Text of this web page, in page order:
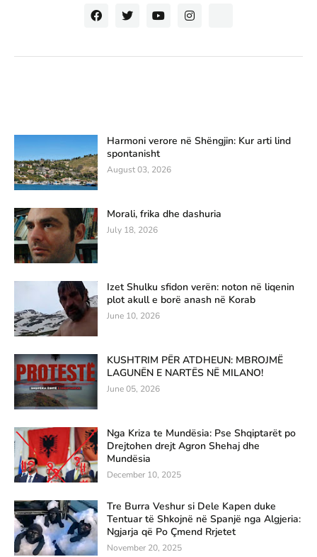
Harmoni verore në Shëngjin: Kur arti lind
spontanisht
August 03, 2026
Morali, frika dhe dashuria
July 18, 2026
Izet Shulku sfidon verën: noton në liqenin
plot akull e borë anash në Korab
June 10, 2026
KUSHTRIM PËR ATDHEUN: MBROJMË
LAGUNËN E NARTËS NË MILANO!
June 05, 2026
Nga Kriza te Mundësia: Pse Shqiptarët po
Drejtohen drejt Agron Shehaj dhe
Mundësia
December 10, 2025
Tre Burra Veshur si Dele Kapen duke
Tentuar të Shkojnë në Spanjë nga Algjeria:
Ngjarja që Po Çmend Rrjetet
November 20, 2025